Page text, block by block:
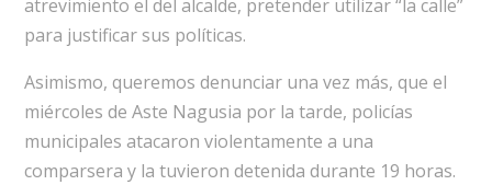
atrevimiento el del alcalde, pretender utilizar “la calle”
para justificar sus políticas.
Asimismo, queremos denunciar una vez más, que el
miércoles de Aste Nagusia por la tarde, policías
municipales atacaron violentamente a una
comparsera y la tuvieron detenida durante 19 horas.